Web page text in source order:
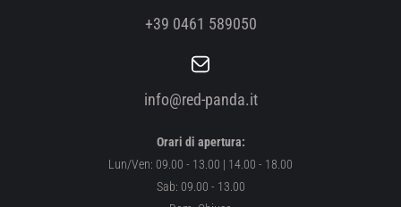
+39 0461 589050
info@red-panda.it
Orari di apertura:
Lun/Ven: 09.00 - 13.00 | 14.00 - 18.00
Sab: 09.00 - 13.00